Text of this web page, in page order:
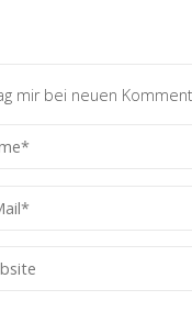
mir bei neuen